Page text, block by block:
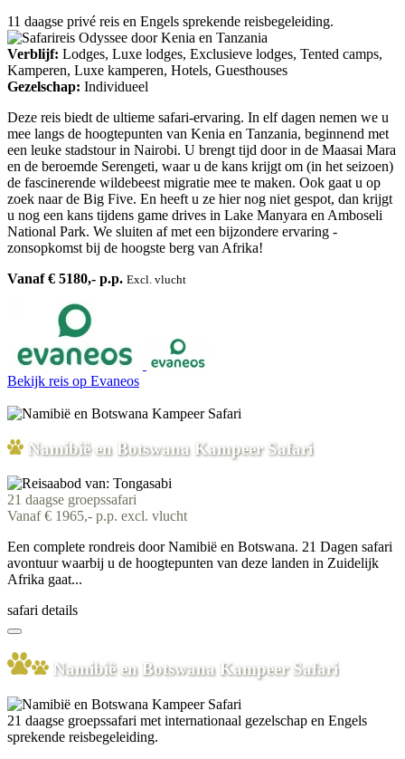
11 daagse privé reis en Engels sprekende reisbegeleiding.
Verblijf: Lodges, Luxe lodges, Exclusieve lodges, Tented camps,
Kamperen, Luxe kamperen, Hotels, Guesthouses
Gezelschap: Individueel
Deze reis biedt de ultieme safari-ervaring. In elf dagen nemen we u
mee langs de hoogtepunten van Kenia en Tanzania, beginnend met
een leuke stadstour in Nairobi. U brengt tijd door in de Maasai Mara
en de beroemde Serengeti, waar u de kans krijgt om (in het seizoen)
de fascinerende wildebeest migratie mee te maken. Ook gaat u op
zoek naar de Big Five. En heeft u ze hier nog niet gespot, dan krijgt
u nog een kans tijdens game drives in Lake Manyara en Amboseli
National Park. We sluiten af met een bijzondere ervaring -
zonsopkomst bij de hoogste berg van Afrika!
Vanaf € 5180,- p.p. Excl. vlucht
Bekijk reis op Evaneos
Namibië en Botswana Kampeer Safari
21 daagse groepssafari
Vanaf € 1965,- p.p. excl. vlucht
Een complete rondreis door Namibië en Botswana. 21 Dagen safari
avontuur waarbij u de hoogtepunten van deze landen in Zuidelijk
Afrika gaat...
safari details
Namibië en Botswana Kampeer Safari
21 daagse groepssafari met internationaal gezelschap en Engels
sprekende reisbegeleiding.